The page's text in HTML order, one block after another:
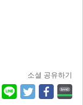
소셜 공유하기